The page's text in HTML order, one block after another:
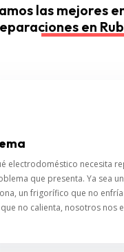
las mejores
en
electrodoméstico necesita
que presenta. Ya sea
un frigorífico que no
no calienta, nosotros nos